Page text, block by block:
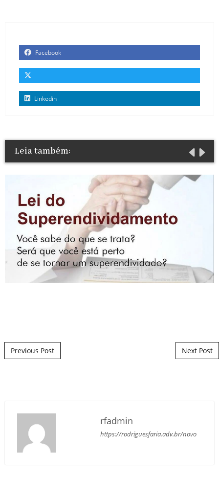
Facebook
Linkedin
Leia também:
Post navigation
Previous Post Next Post
rfadmin
https://rodriguesfaria.adv.br/novo